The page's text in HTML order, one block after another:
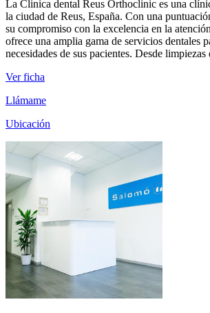
La Clinica dental Reus Orthoclinic es una
la ciudad de Reus, España. Con una
su compromiso con la excelencia en la
ofrece una amplia gama de servicios dentales
necesidades de sus pacientes. Desde limpiezas
Ver ficha
Llámame
Ubicación